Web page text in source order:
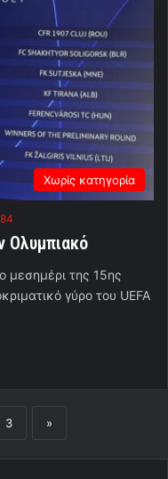
Χωρίς κατηγορία
Ολυμπιακό
μεσημέρι της 15ης
γύρο του UEFA
3 »